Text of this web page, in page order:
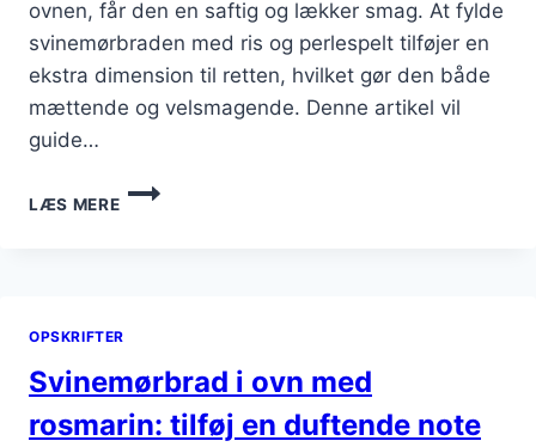
ovnen, får den en saftig og lækker smag. At fylde
svinemørbraden med ris og perlespelt tilføjer en
ekstra dimension til retten, hvilket gør den både
mættende og velsmagende. Denne artikel vil
guide…
LÆS MERE
SVINEMØRBRAD
I
RIS
PERLESPELT
OPSKRIFTER
Svinemørbrad i ovn med
rosmarin: tilføj en duftende note